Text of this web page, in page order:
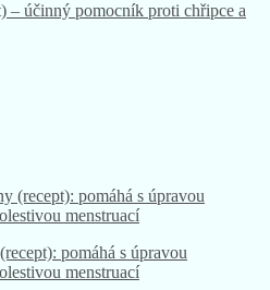
– účinný pomocník proti chřipce a
pomáhá s úpravou
menstruací